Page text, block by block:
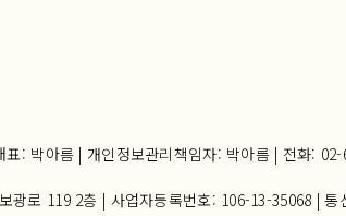
표: 박아름 | 개인정보관리책임자: 박아름 | 전화:
광로 119 2층 | 사업자등록번호: 106-13-35068 | 통